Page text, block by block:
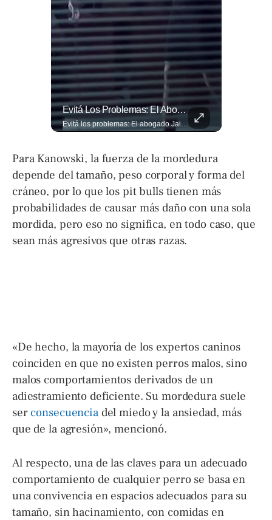
Evitá Los Problemas: El Abogado Jaime Ramírez Recuerda Que Una Mala Decisión Puede Cambiar Tu Vida.
Evitá los problemas: El abogado Jaime Ramírez recuerda que una mala decisión puede cambiar tu vida. Hoy, cualquier discusión puede quedar grabada, difundirse en redes sociales y traer consecuencias legales. Más detalles en ➡️ eldiariodehoy.com
Para Kanowski, la fuerza de la mordedura
depende del tamaño, peso corporal y forma del
cráneo, por lo que los pit bulls tienen más
probabilidades de causar más daño con una sola
mordida, pero eso no significa, en todo caso, que
sean más agresivos que otras razas.
«De hecho, la mayoría de los expertos caninos
coinciden en que no existen perros malos, sino
malos comportamientos derivados de un
adiestramiento deficiente. Su mordedura suele
ser consecuencia del miedo y la ansiedad, más
que de la agresión», mencionó.
Al respecto, una de las claves para un adecuado
comportamiento de cualquier perro se basa en
una convivencia en espacios adecuados para su
tamaño, sin hacinamiento, con comidas en